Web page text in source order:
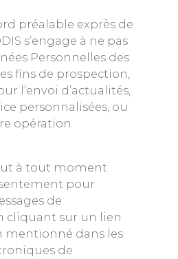
préalable exprès de
s’engage à ne pas
Personnelles des
fins de prospection,
l’envoi d’actualités,
personnalisées, ou
opération
à tout moment
pour
de
cliquant sur un lien
mentionné dans les
de